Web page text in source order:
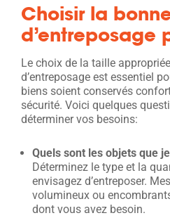
Choisir la
d’entreposage
Le choix de la taille
d’entreposage est essentiel
biens soient conservés
sécurité. Voici quelques
déterminer vos besoins:
Quels sont les objets que
Déterminez le type et la
envisagez d’entreposer.
volumineux ou
dont vous avez besoin.